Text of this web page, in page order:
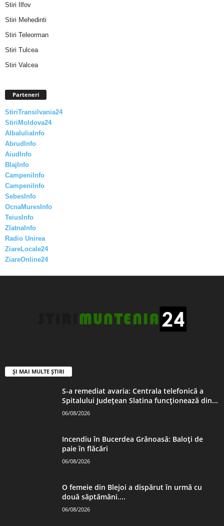
Stiri Ilfov
Stiri Mehedinti
Stiri Teleorman
Stiri Tulcea
Stiri Valcea
Parteneri
StiriTransilvania24
StiriMoldova24
AlbaIuliaInfo
AbrudInfo
AiudInfo
BlajInfo
CampeniInfo
CampeniInfo
SebesInfo
OcnaMuresInfo
TeiusInfo
ZlatnaInfo
Radio Unirea
ZiareLocale24
ZiareOnline24
ȘI MAI MULTE ȘTIRI
S-a remediat avaria: Centrala telefonică a
Spitalului Județean Slatina funcționează din...
06/08/2026
Incendiu în Bucerdea Grânoasă: Baloți de
paie în flăcări
06/08/2026
O femeie din Blejoi a dispărut în urmă cu
două săptămâni....
06/08/2026